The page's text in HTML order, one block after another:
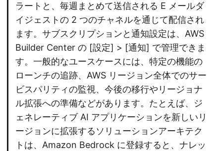
ラートと、毎週まとめて送信される E メールダ
イジェストの 2 つのチャネルを通じて配信され
ます。サブスクリプションと通知設定は、AWS
Builder Center の [設定] > [通知] で管理できま
す。一般的なユースケースには、特定の機能の
ローンチの追跡、AWS リージョン全体でのサー
ビスパリティの監視、今後の移行やリージョナ
ル拡張への準備などがあります。たとえば、ジ
ェネレーティブ AI アプリケーションを新しいリ
ージョンに拡張するソリューションアーキテク
トは、Amazon Bedrock に登録すると、ナレッ